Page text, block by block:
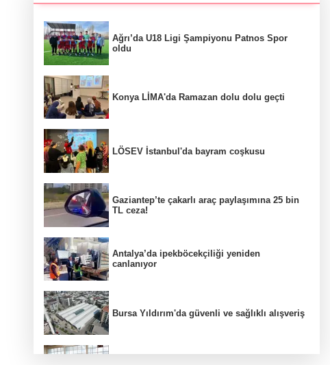
Ağrı’da U18 Ligi Şampiyonu Patnos Spor
oldu
Konya LİMA'da Ramazan dolu dolu geçti
LÖSEV İstanbul'da bayram coşkusu
Gaziantep’te çakarlı araç paylaşımına 25 bin
TL ceza!
Antalya’da ipekböcekçiliği yeniden
canlanıyor
Bursa Yıldırım'da güvenli ve sağlıklı alışveriş